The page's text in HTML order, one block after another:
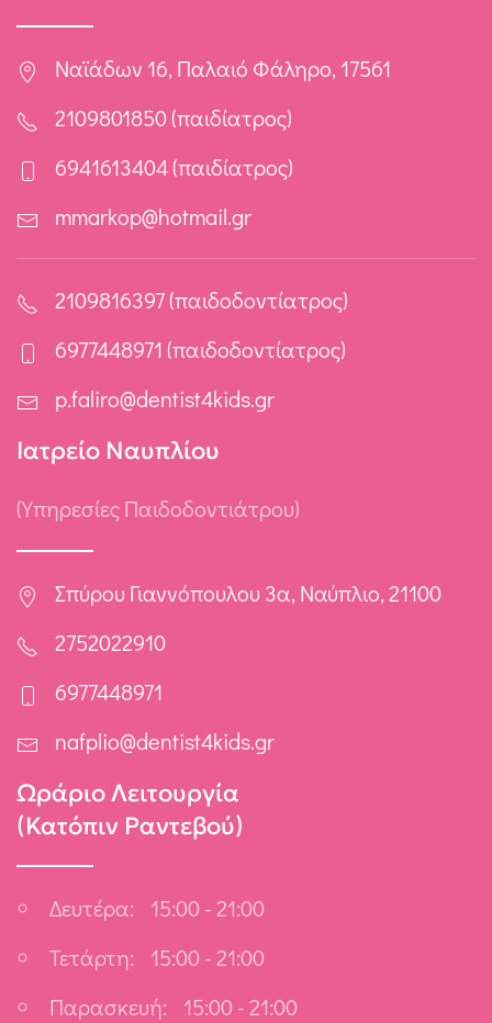
Ναϊάδων 16, Παλαιό Φάληρο, 17561
2109801850 (παιδίατρος)
6941613404 (παιδίατρος)
mmarkop@hotmail.gr
2109816397 (παιδοδοντίατρος)
6977448971 (παιδοδοντίατρος)
p.faliro@dentist4kids.gr
Ιατρείο Ναυπλίου
(Υπηρεσίες Παιδοδοντιάτρου)
Σπύρου Γιαννόπουλου 3α, Ναύπλιο, 21100
2752022910
6977448971
nafplio@dentist4kids.gr
Ωράριο Λειτουργία
(Κατόπιν Ραντεβού)
Δευτέρα:
15:00 - 21:00
Τετάρτη:
15:00 - 21:00
Παρασκευή:
15:00 - 21:00